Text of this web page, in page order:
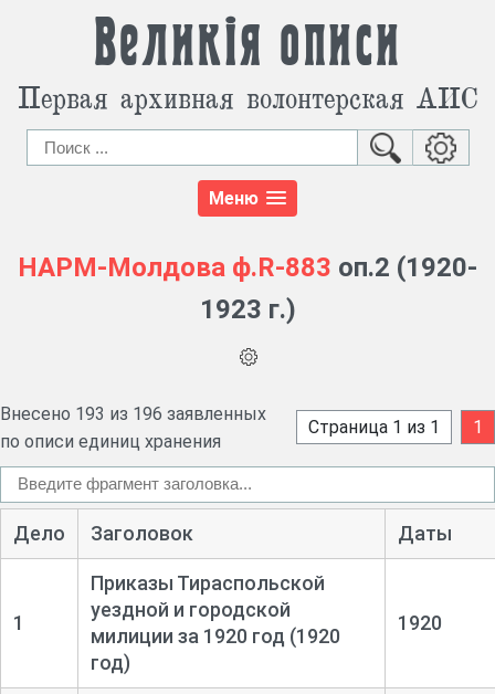
Великія описи
Первая архивная волонтерская АИС
Меню
НАРМ-Молдова ф.R-883 оп.2 (1920-
1923 г.)
Внесено 193 из 196 заявленных
по описи единиц хранения
Страница 1 из 1 1
Дело Заголовок Даты
1
Приказы Тираспольской
уездной и городской
милиции за 1920 год (1920
год)
1920